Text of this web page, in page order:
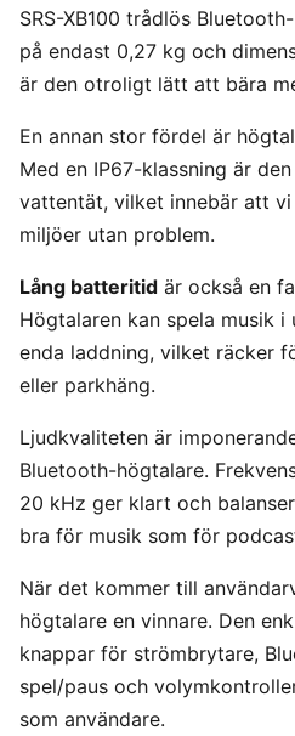
SRS-XB100 trådlös
på endast 0,27 kg och
är den otroligt lätt att bära
En annan stor fördel är
Med en IP67-klassning är
vattentät, vilket innebär att
miljöer utan problem.
Lång batteritid är också en
Högtalaren kan spela musik
enda laddning, vilket räcker
eller parkhäng.
Ljudkvaliteten är
Bluetooth-högtalare.
20 kHz ger klart och
bra för musik som för
När det kommer till
högtalare en vinnare. Den
knappar för strömbrytare,
spel/paus och
som användare.